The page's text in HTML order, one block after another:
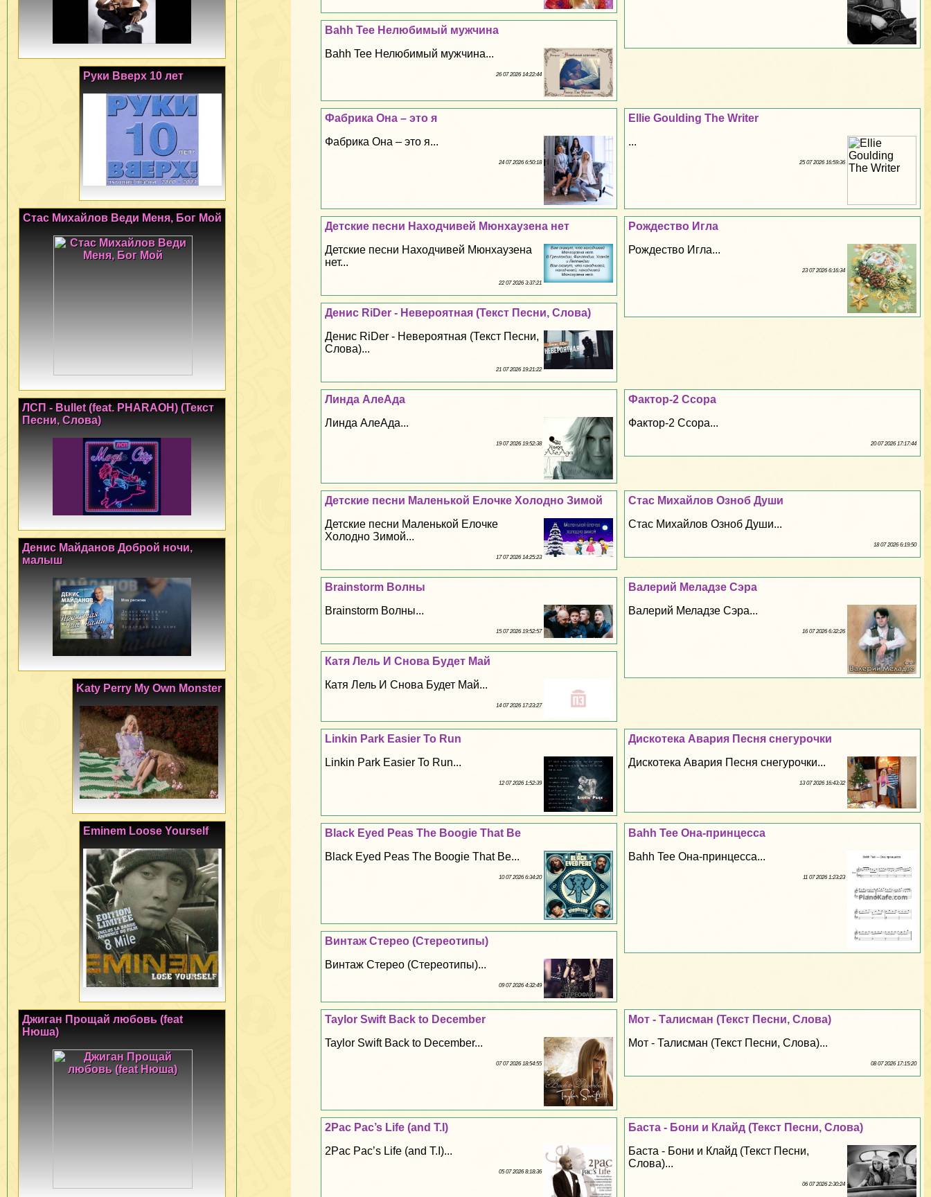
Bahh Tee Нелюбимый мужчина
Bahh Tee Нелюбимый мужчина...
26 07 2026 14:22:44
Ellie Goulding The Writer
...
25 07 2026 16:59:36
Фабрика Она – это я
Фабрика Она – это я...
24 07 2026 6:50:18
Рождество Игла
Рождество Игла...
23 07 2026 6:16:34
Детские песни Находчивей Мюнхаузена нет
Детские песни Находчивей Мюнхаузена
нет...
22 07 2026 3:37:21
Денис RiDer - Невероятная (Текст Песни, Слова)
Денис RiDer - Невероятная (Текст Песни,
Слова)...
21 07 2026 19:21:22
Фактор-2 Ссора
Фактор-2 Ссора...
20 07 2026 17:17:44
Линда АлеАда
Линда АлеАда...
19 07 2026 19:52:38
Стас Михайлов Озноб Души
Стас Михайлов Озноб Души...
18 07 2026 6:19:50
Детские песни Маленькой Елочке Холодно Зимой
Детские песни Маленькой Елочке
Холодно Зимой...
17 07 2026 14:25:23
Валерий Меладзе Сэра
Валерий Меладзе Сэра...
16 07 2026 6:32:26
Brainstorm Волны
Brainstorm Волны...
15 07 2026 19:52:57
Катя Лель И Снова Будет Май
Катя Лель И Снова Будет Май...
14 07 2026 17:23:27
Дискотека Авария Песня снегурочки
Дискотека Авария Песня снегурочки...
13 07 2026 16:43:32
Linkin Park Easier To Run
Linkin Park Easier To Run...
12 07 2026 1:52:39
Bahh Tee Она-принцесса
Bahh Tee Она-принцесса...
11 07 2026 1:23:23
Black Eyed Peas The Boogie That Be
Black Eyed Peas The Boogie That Be...
10 07 2026 6:34:20
Винтаж Стерео (Стереотипы)
Винтаж Стерео (Стереотипы)...
09 07 2026 4:32:49
Мот - Талисман (Текст Песни, Слова)
Мот - Талисман (Текст Песни, Слова)...
08 07 2026 17:15:20
Taylor Swift Back to December
Taylor Swift Back to December...
07 07 2026 18:54:55
Баста - Бони и Клайд (Текст Песни, Слова)
Баста - Бони и Клайд (Текст Песни,
Слова)...
06 07 2026 2:30:24
2Pac Pac’s Life (and T.I)
2Pac Pac’s Life (and T.I)...
05 07 2026 8:18:36
Руки Вверх 10 лет
Стас Михайлов Веди Меня, Бог Мой
ЛСП - Bullet (feat. PHARAOH) (Текст
Песни, Слова)
Денис Майданов Доброй ночи,
малыш
Katy Perry My Own Monster
Eminem Loose Yourself
Джиган Прощай любовь (feat
Нюша)